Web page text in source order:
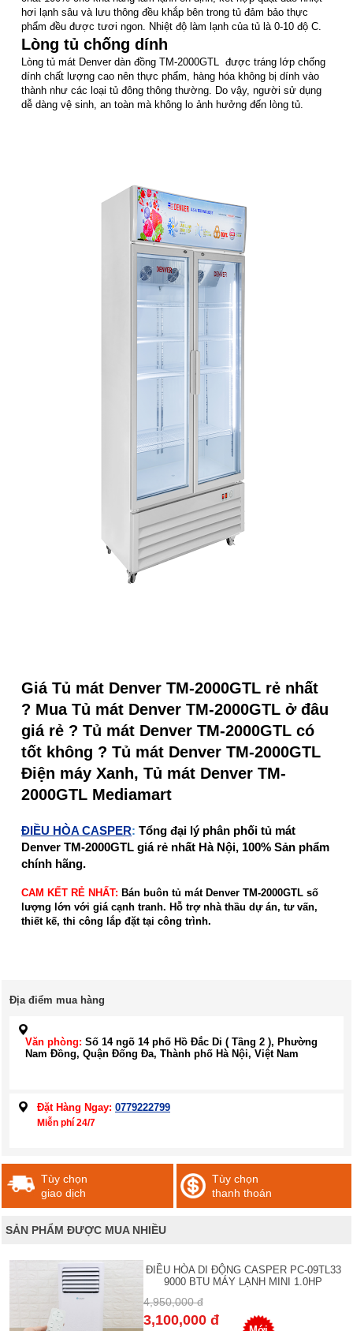
hơi lạnh sâu và lưu thông đều khắp bên trong tủ đảm bảo thực
phẩm đều được tươi ngon. Nhiệt độ làm lạnh của tủ là 0-10 độ C.
Lòng tủ chống dính
Lòng tủ mát Denver dàn đồng TM-2000GTL được tráng lớp chống
dính chất lượng cao nên thực phẩm, hàng hóa không bị dính vào
thành như các loại tủ đông thông thường. Do vậy, người sử dụng
dễ dàng vệ sinh, an toàn mà không lo ảnh hưởng đến lòng tủ.
Giá Tủ mát Denver TM-2000GTL rẻ nhất
? Mua Tủ mát Denver TM-2000GTL ở đâu
giá rẻ ? Tủ mát Denver TM-2000GTL có
tốt không ? Tủ mát Denver TM-2000GTL
Điện máy Xanh, Tủ mát Denver TM-
2000GTL Mediamart
ĐIỀU HÒA CASPER: Tổng đại lý phân phối tủ mát
Denver TM-2000GTL giá rẻ nhất Hà Nội, 100% Sản phẩm
chính hãng.
CAM KẾT RẺ NHẤT: Bán buôn tủ mát Denver TM-2000GTL số
lượng lớn với giá cạnh tranh. Hỗ trợ nhà thầu dự án, tư vấn,
thiết kế, thi công lắp đặt tại công trình.
Địa điểm mua hàng
Văn phòng: Số 14 ngõ 14 phố Hồ Đắc Di ( Tầng 2 ), Phường
Nam Đồng, Quận Đống Đa, Thành phố Hà Nội, Việt Nam
Đặt Hàng Ngay: 0779222799
Miễn phí 24/7
Tùy chọn
giao dịch
Tùy chọn
thanh thoán
SẢN PHẨM ĐƯỢC MUA NHIỀU
ĐIỀU HÒA DI ĐỘNG CASPER PC-09TL33
9000 BTU MÁY LẠNH MINI 1.0HP
4,950,000 đ
3,100,000 đ